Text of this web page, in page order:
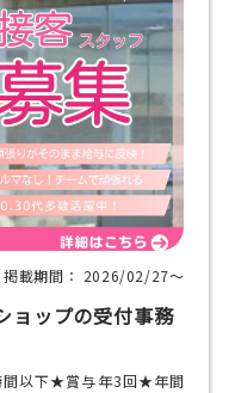
掲載期間： 2026/02/27〜
ョップの受付事務
間以下★賞与年3回★年間